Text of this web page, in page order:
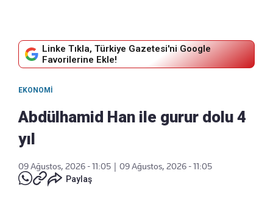
Linke Tıkla, Türkiye Gazetesi'ni Google
Favorilerine Ekle!
EKONOMI
Abdülhamid Han ile gurur dolu 4
yıl
09 Ağustos, 2026 - 11:05
09 Ağustos, 2026 - 11:05
Paylaş